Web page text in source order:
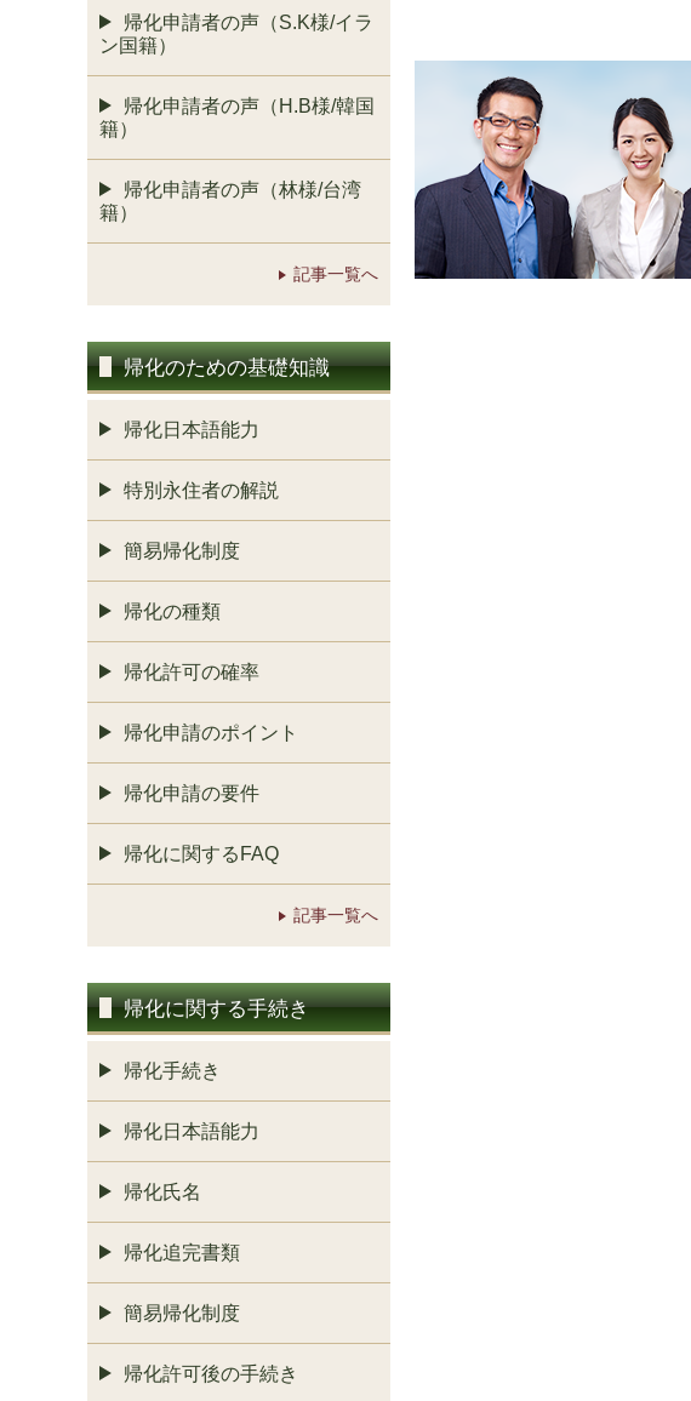
帰化申請者の声（S.K様/イラ
ン国籍）
帰化申請者の声（H.B様/韓国
籍）
帰化申請者の声（林様/台湾
籍）
記事一覧へ
帰化のための基礎知識
帰化日本語能力
特別永住者の解説
簡易帰化制度
帰化の種類
帰化許可の確率
帰化申請のポイント
帰化申請の要件
帰化に関するFAQ
記事一覧へ
帰化に関する手続き
帰化手続き
帰化日本語能力
帰化氏名
帰化追完書類
簡易帰化制度
帰化許可後の手続き